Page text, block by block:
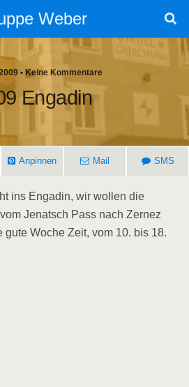
Weber
• Keine Kommentare
Engadin
Anpinnen Mail SMS
ins Engadin, wir wollen die
Jenatsch Pass nach Zernez
gute Woche Zeit, vom 10. bis 18.